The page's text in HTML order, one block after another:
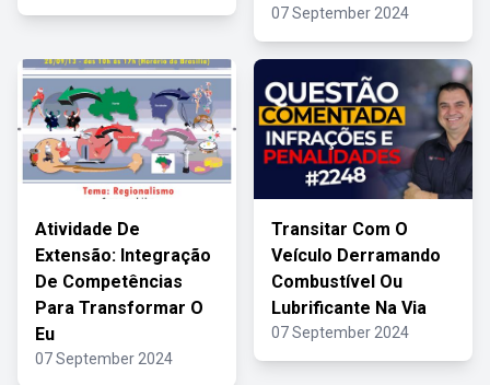
07 September 2024
Atividade De
Extensão: Integração
De Competências
Para Transformar O
Eu
07 September 2024
Transitar Com O
Veículo Derramando
Combustível Ou
Lubrificante Na Via
07 September 2024